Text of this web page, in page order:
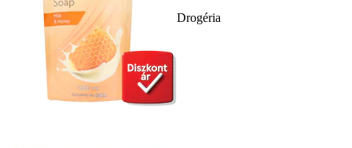
Drogéria